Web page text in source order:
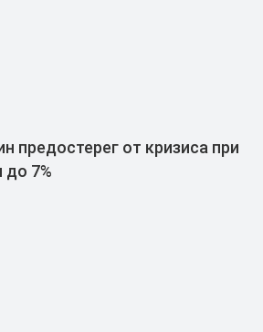
предостерег от кризиса при
до 7%